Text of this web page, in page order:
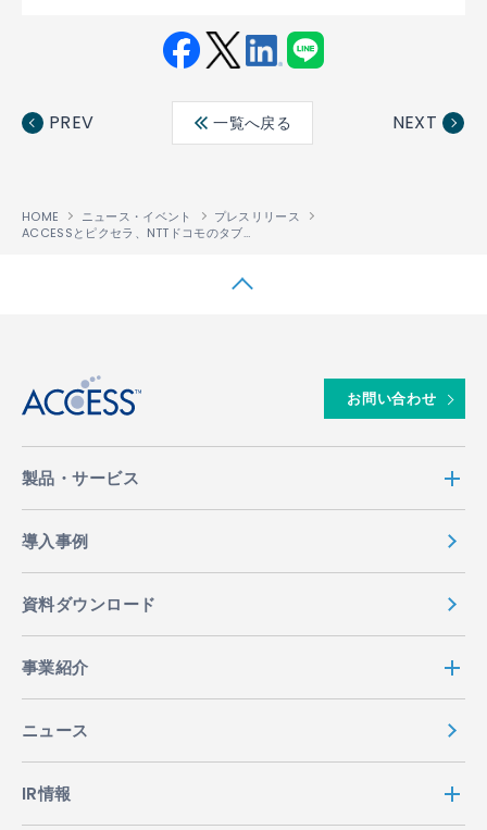
ebo ter
edin
PREV 一覧へ戻る NEXT
HOME ニュース・イベント
プレスリリース
ACCESSとピクセラ、NTTドコモのタブレット新機種「ドコモ タブレット ARROWS Tab LTE F-01D」にワンセグソリューションを提供
お問い合わせ
製品・サービス
導入事例
資料ダウンロード
事業紹介
ニュース
IR情報